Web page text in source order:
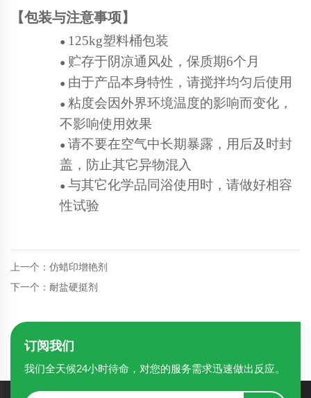
【包装与注意事项】
● 125kg塑料桶包装
● 贮存于阴凉通风处，保质期6个月
● 由于产品本身特性，请搅拌均匀后使用
● 粘度会因外界环境温度的影响而变化，
不影响使用效果
● 请不要在空气中长期暴露，用后及时封
盖，防止其它异物混入
● 与其它化学品同浴使用时，请做好相容
性试验
上一个：仿蜡印增艳剂
下一个：耐盐硬挺剂
订阅我们
我们全天候24小时待命，对您的服务需求迅速做出反应。